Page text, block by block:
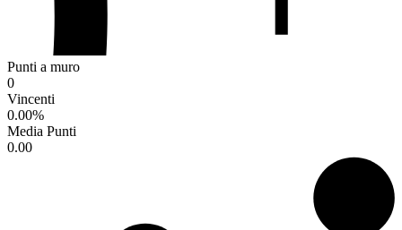
Punti a muro
0
Vincenti
0.00%
Media Punti
0.00